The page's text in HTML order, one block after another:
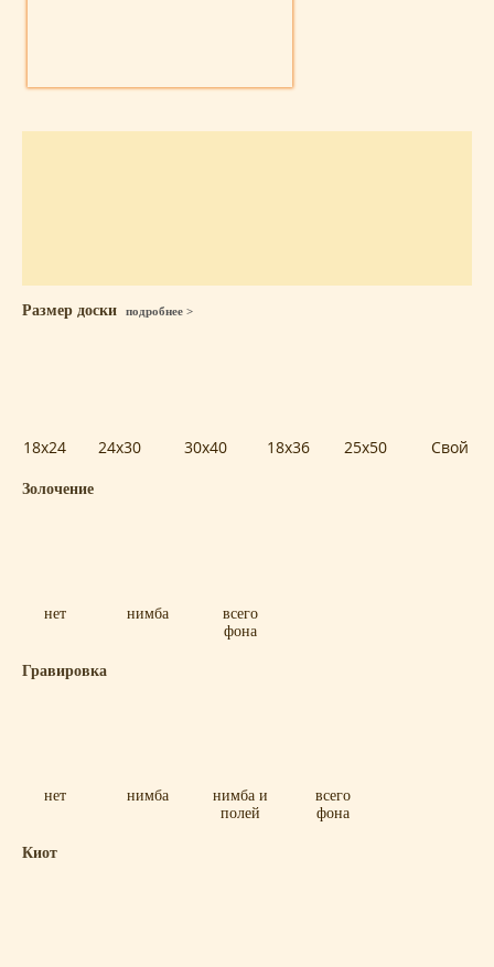
Размер доски подробнее >
18x24 24x30 30x40 18x36 25x50 Свой
Золочение
нет нимба
всего
фона
Гравировка
нет нимба
нимба и
полей
всего
фона
Киот